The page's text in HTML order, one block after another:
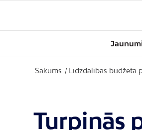
Sākums / Līdzdalības budžeta
Turpinās